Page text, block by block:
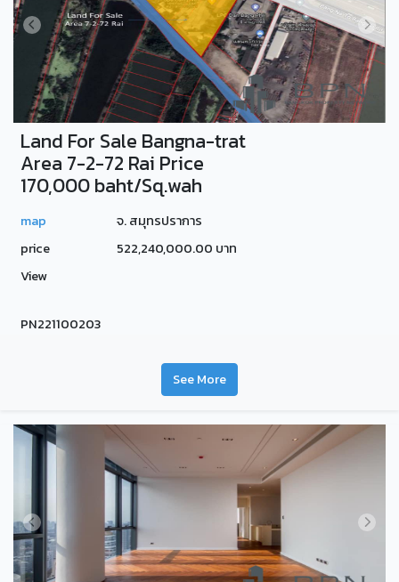
Land For Sale Bangna-trat
Area 7-2-72 Rai Price
170,000 baht/Sq.wah
map
จ. สมุทรปราการ
price
522,240,000.00 บาท
View
PN221100203
See More